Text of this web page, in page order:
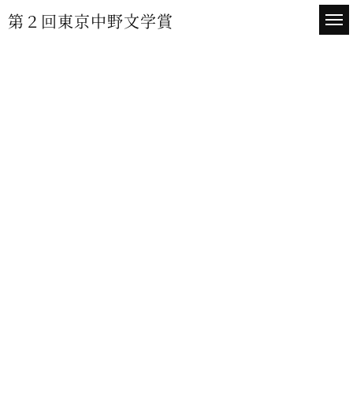
第２回東京中野文学賞